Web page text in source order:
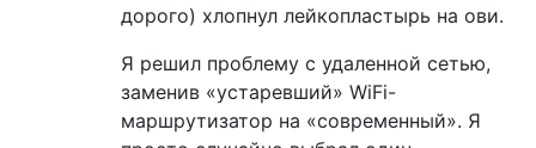
дорого) хлопнул лейкопластырь на ови.
Я решил проблему с удаленной сетью,
заменив «устаревший» WiFi-
маршрутизатор на «современный». Я